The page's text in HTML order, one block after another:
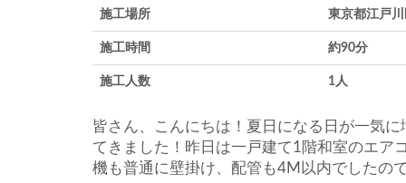
施工場所 東京都江戸
施工時間 約90分
施工人数 1人
皆さん、こんにちは！夏日になる日が一気
てきました！昨日は一戸建て1階和室のエア
機も普通に壁掛け、配管も4M以内でしたの